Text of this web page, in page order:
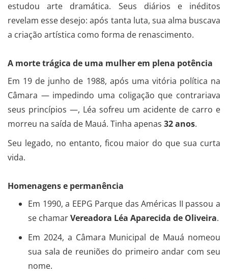
estudou arte dramática. Seus diários e inéditos
revelam esse desejo: após tanta luta, sua alma buscava
a criação artística como forma de renascimento.
A morte trágica de uma mulher em plena potência
Em 19 de junho de 1988, após uma vitória política na
Câmara — impedindo uma coligação que contrariava
seus princípios —, Léa sofreu um acidente de carro e
morreu na saída de Mauá. Tinha apenas 32 anos.
Seu legado, no entanto, ficou maior do que sua curta
vida.
Homenagens e permanência
Em 1990, a EEPG Parque das Américas II passou a
se chamarVereadora Léa Aparecida de Oliveira.
Em 2024, a Câmara Municipal de Mauá nomeou
sua sala de reuniões do primeiro andar com seu
nome.